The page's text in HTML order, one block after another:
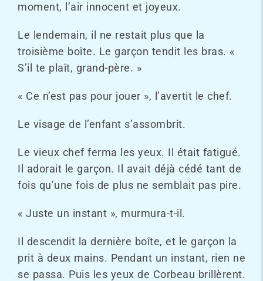
moment, l’air innocent et joyeux.
Le lendemain, il ne restait plus que la
troisième boîte. Le garçon tendit les bras. «
S’il te plaît, grand-père. »
« Ce n’est pas pour jouer », l’avertit le chef.
Le visage de l’enfant s’assombrit.
Le vieux chef ferma les yeux. Il était fatigué.
Il adorait le garçon. Il avait déjà cédé tant de
fois qu’une fois de plus ne semblait pas pire.
« Juste un instant », murmura-t-il.
Il descendit la dernière boîte, et le garçon la
prit à deux mains. Pendant un instant, rien ne
se passa. Puis les yeux de Corbeau brillèrent.